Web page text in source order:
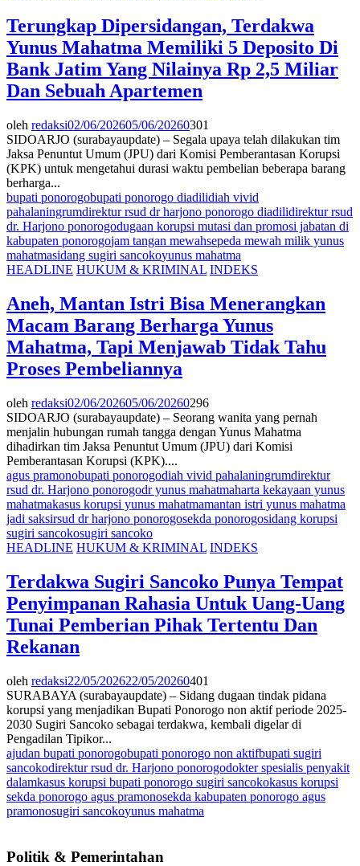
Terungkap Dipersidangan, Terdakwa
Yunus Mahatma Memiliki 5 Deposito Di
Bank Jatim Yang Nilainya Rp 2,5 Miliar
Dan Sebuah Apartemen
oleh redaksi02/06/202605/06/20260301
SIDOARJO (surabayaupdate) – Segala upaya telah dilakukan tim
Jaksa Penuntut Umum (JPU) dari Komisi Pemberantasan Korupsi
(KPK) untuk mengetahui durasi waktu pembelian beberapa barang
berharga...
bupati ponorogobupati ponorogo diadilidiah vivid
pahalaningrumdirektur rsud dr harjono ponorogo diadilidirektur rsud
dr. Harjono ponorogodugaan korupsi mutasi dan promosi jabatan di
kabupaten ponorogojam tangan mewahsepeda mewah milik yunus
mahatmasidang sugiri sancokoyunus mahatma
HEADLINE HUKUM & KRIMINAL INDEKS
Aneh, Mantan Istri Bisa Menerangkan
Macam Barang Berharga Yunus
Mahatma, Tapi Menjawab Tidak Tahu
Proses Pembeliannya
oleh redaksi02/06/202605/06/20260296
SIDOARJO (surabayaupdate) – Seorang wanita yang pernah
menjalin hubungan rumah tangga dengan Yunus Mahatma
dihadirkan tim Jaksa Penuntut Umum (JPU) dari Komisi
Pemberantasan Korupsi (KPK)....
agus pramonobupati ponorogodiah vivid pahalaningrumdirektur
rsud dr. Harjono ponorogodr yunus mahatmaharta kekayaan yunus
mahatmakasus korupsi yunus mahatmamantan istri yunus mahatma
jadi saksirsud dr harjono ponorogosekda ponorogosidang korupsi
sugiri sancokosugiri sancoko
HEADLINE HUKUM & KRIMINAL INDEKS
Terdakwa Sugiri Sancoko Punya Tempat
Penyimpanan Rahasia Untuk Uang-Uang
Tunai Pemberian Pihak Tertentu Dan
Rekanan
oleh redaksi22/05/202622/05/20260401
SURABAYA (surabayaupdate) – Sidang dugaan tindak pidana
korupsi yang menjadikan Bupati Ponorogo non aktif periode 2025-
2030 Sugiri Sancoko sebagai terdakwa, kembali digelar di
Pengadilan Tipikor...
ajudan bupati ponorogobupati ponorogo non aktifbupati sugiri
sancokodirektur rsud dr. Harjono ponorogodokter spesialis penyakit
dalamkasus korupsi bupati ponorogo sugiri sancokokasus korupsi
sekda ponorogo agus pramonosekda kabupaten ponorogo agus
pramonosugiri sancokoyunus mahatma
Politik & Pemerintahan